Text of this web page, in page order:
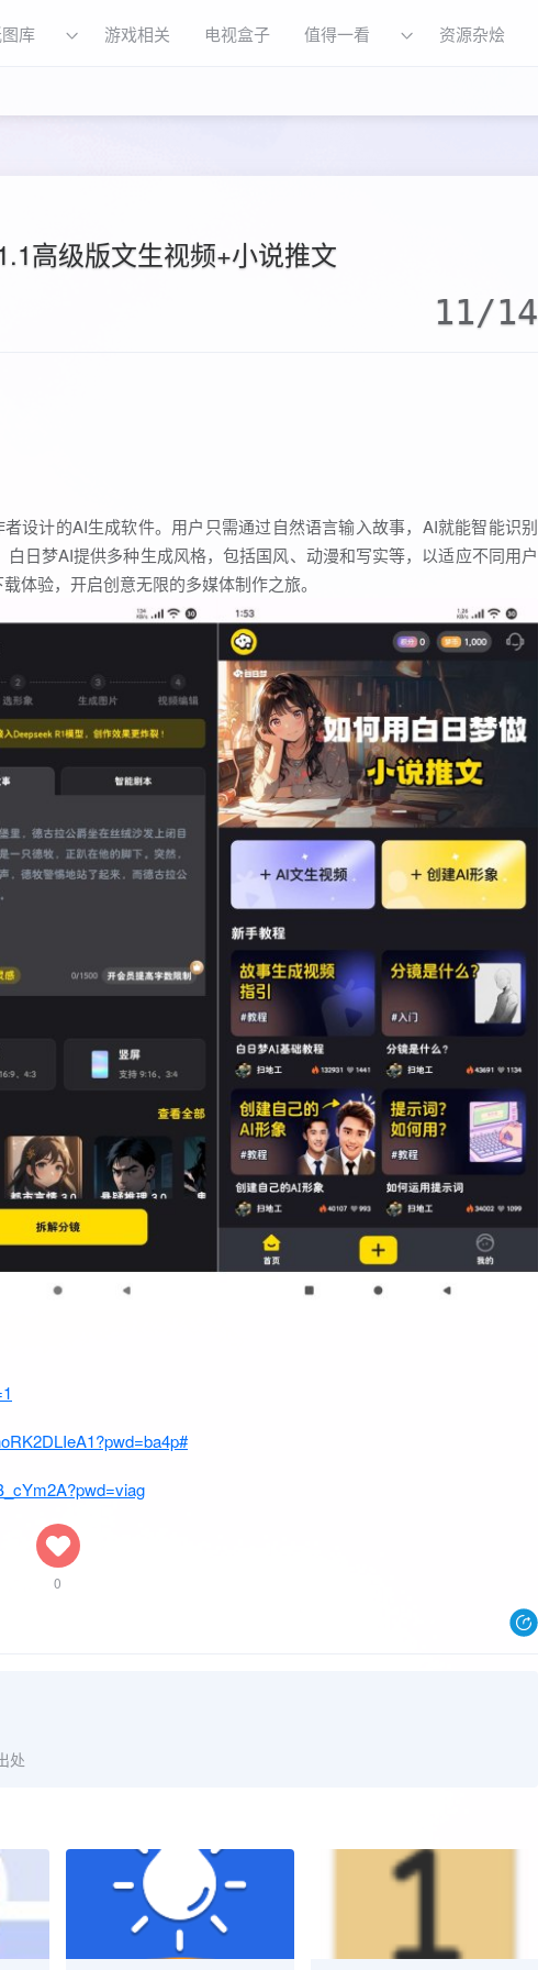
库 游戏相关 电视盒子 值得一看 资源杂烩
高级版文生视频+小说推文
11/14
设计的AI生成软件。用户只需通过自然语言输入故事，AI就能智能识别
日梦AI提供多种生成风格，包括国风、动漫和写实等，以适应不同用户
体验，开启创意无限的多媒体制作之旅。
0
处